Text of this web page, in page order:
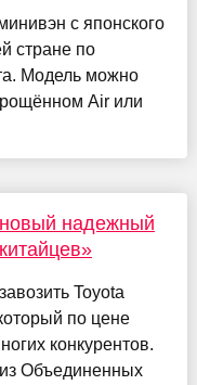
с японского
стране по
Модель можно
Air или
надежный
Toyota
по цене
конкурентов.
Объединенных